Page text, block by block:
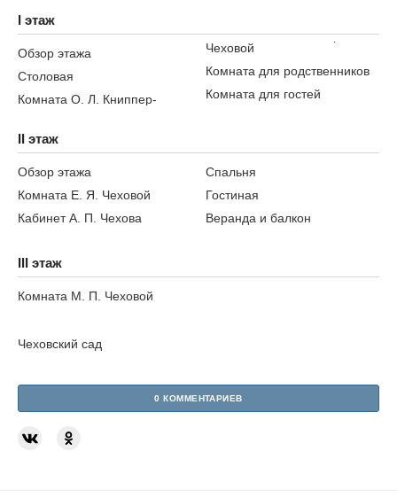
I этаж
Обзор этажа
Столовая
Комната О. Л. Книппер-
Чеховой
Комната для родственников
Комната для гостей
II этаж
Обзор этажа
Комната Е. Я. Чеховой
Кабинет А. П. Чехова
Спальня
Гостиная
Веранда и балкон
III этаж
Комната М. П. Чеховой
Чеховский сад
0 КОММЕНТАРИЕВ